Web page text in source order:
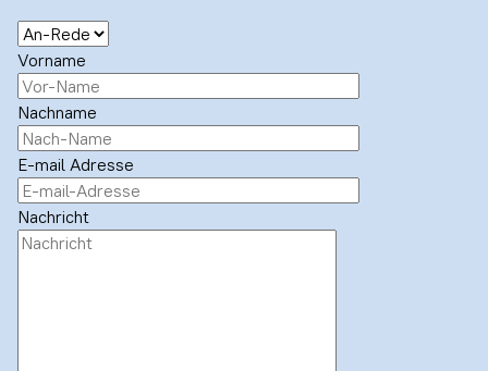
Vorname
Nachname
E-mail Adresse
Nachricht